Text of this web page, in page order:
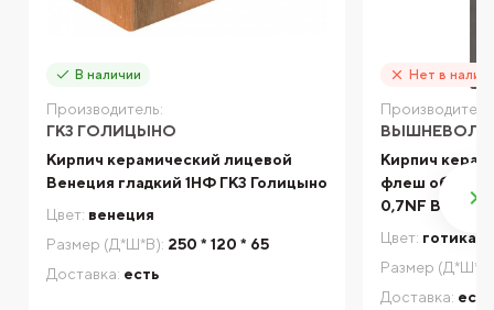
В наличии
Производитель:
ГКЗ ГОЛИЦЫНО
Кирпич керамический лицевой
Венеция гладкий 1НФ ГКЗ Голицыно
Цвет: венеция
Размер (Д*Ш*В): 250 * 120 * 65
Доставка: есть
Нет в
Кирпич
флеш
0,7NF
Цвет: готика
Размер
Доставка: есть